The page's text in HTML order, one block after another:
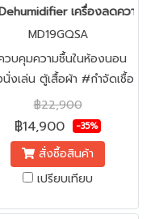
มตร | รุ่น FU- A80TA
เครื่องลดความ
MD19GQSA
วบคุมความชื้นในห้องนอน
งเล่น ตู้เสื้อผ้า #กำจัดเชื้อ
รา #ลดกลิ่นเหม็นอับไม่พึง
ะสงค์ #ลดความชื้นในห้อง
แอร์
฿22,900
฿14,900 -35%
สั่งซื้อสินค้า
เปรียบเทียบ